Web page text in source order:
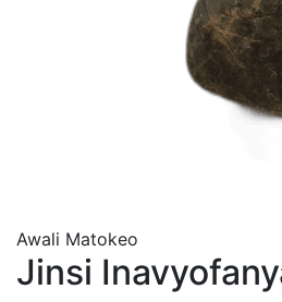
Awali Matokeo
Jinsi